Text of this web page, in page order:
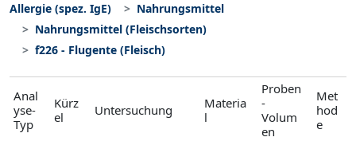
Allergie (spez. IgE)
Nahrungsmittel
Nahrungsmittel (Fleischsorten)
f226 - Flugente (Fleisch)
Anal
yse-
Typ
Kürz
el
Untersuchung
Materia
l
Proben
-
Volum
en
Met
hod
e